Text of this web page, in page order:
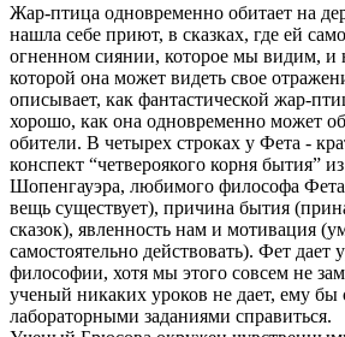
Жар-птица одновременно обитает на
нашла себе приют, в сказках, где ей
огненном сиянии, которое мы видим, и
которой она может видеть свое
описывает, как фантастической жар-
хорошо, как она одновременно может
обители. В четырех строках у Фета -
конспект “четвероякого корня бытия”
Шопенгауэра, любимого философа
вещь существует), причина бытия
сказок), явленность нам и мотивация
самостоятельно действовать). Фет дает
философии, хотя мы этого совсем не
ученый никаких уроков не дает, ему бы
лабораторными заданиями справиться.